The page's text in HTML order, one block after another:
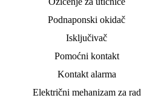
Podnaponski okidač
Isključivač
Pomoćni kontakt
Kontakt alarma
Električni mehanizam za rad